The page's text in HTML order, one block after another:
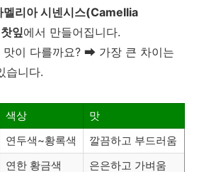
멜리아 시넨시스(Camellia
잎에서 만들어집니다.
맛이 다를까요? ➡ 가장 큰 차이는
습니다.
색상
맛
연두색~황록색
깔끔하고 부드러움
연한 황금색
은은하고 가벼움